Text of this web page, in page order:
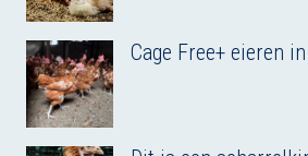
Cage Free+ eieren